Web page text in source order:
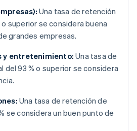
Una tasa de retención
superior se considera buena
grandes empresas.
y entretenimiento: Una tasa de
del 93 % o superior se considera
Una tasa de retención de
se considera un buen punto de